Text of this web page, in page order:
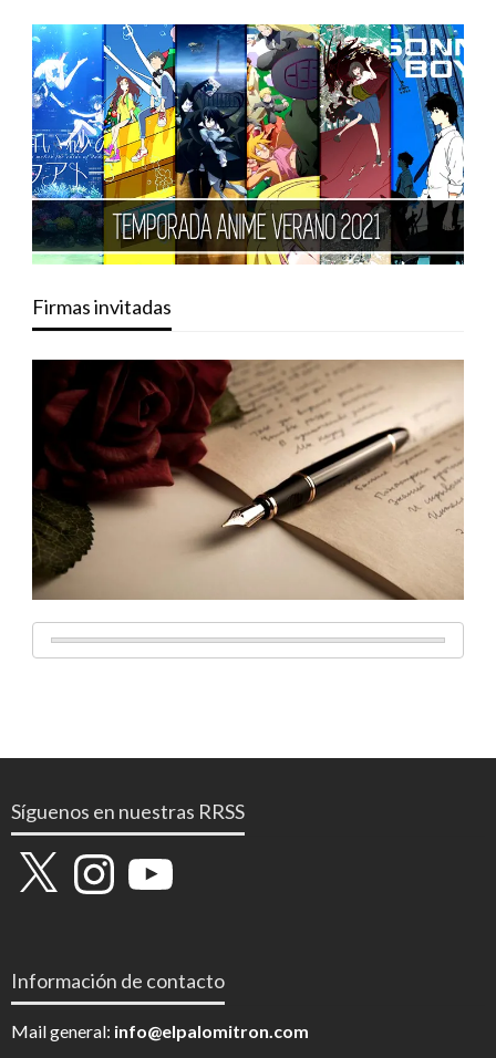
Firmas invitadas
Síguenos en nuestras RRSS
X InstagramYouTube
Información de contacto
Mail general: info@elpalomitron.com